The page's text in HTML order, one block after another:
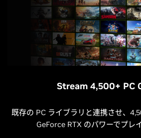
Stream 4,500+ PC
既存の PC ライブラリと連携させ、
GeForce RTX のパワーでプレ